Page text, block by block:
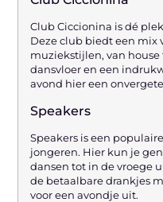
Club Ciccionina is dé
Deze club biedt een mix
muziekstijlen, van
dansvloer en een
avond hier een
Speakers
Speakers is een
jongeren. Hier kun je
dansen tot in de vroege
de betaalbare drankjes
voor een avondje uit.